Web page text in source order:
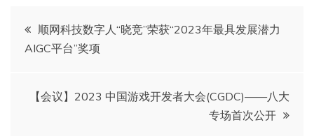
文
章
顺网科技数字人“晓竞”荣获“2023年最具发展潜力
AIGC平台”奖项
【会议】2023 中国游戏开发者大会(CGDC)——八大
专场首次公开